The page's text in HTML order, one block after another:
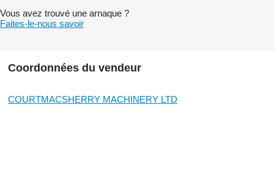
Vous avez trouvé une arnaque ?
Faites-le-nous savoir
Coordonnées du vendeur
COURTMACSHERRY MACHINERY LTD